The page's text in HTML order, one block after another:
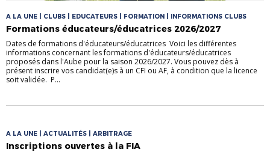
A LA UNE | CLUBS | EDUCATEURS | FORMATION | INFORMATIONS CLUBS
Formations éducateurs/éducatrices 2026/2027
Dates de formations d'éducateurs/éducatrices Voici les différentes
informations concernant les formations d'éducateurs/éducatrices
proposés dans l'Aube pour la saison 2026/2027. Vous pouvez dès à
présent inscrire vos candidat(e)s à un CFI ou AF, à condition que la licence
soit validée. P...
A LA UNE | ACTUALITÉS | ARBITRAGE
Inscriptions ouvertes à la FIA